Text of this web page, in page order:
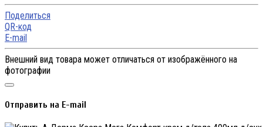
Поделиться
QR-код
E-mail
Внешний вид товара может отличаться от изображённого на
фотографии
Отправить на E-mail